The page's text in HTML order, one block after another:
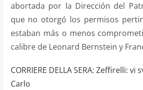
abortada por la Dirección del
que no otorgó los permisos
estaban más o menos
calibre de Leonard Bernstein y
CORRIERE DELLA SERA: Zeffirelli:
Carlo